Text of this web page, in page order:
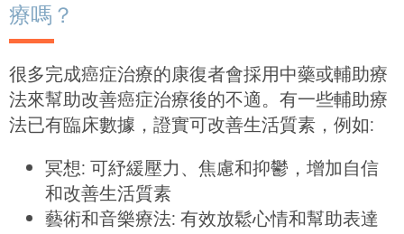
療嗎？
很多完成癌症治療的康復者會採用中藥或輔助療
法來幫助改善癌症治療後的不適。有一些輔助療
法已有臨床數據，證實可改善生活質素，例如:
冥想: 可紓緩壓力、焦慮和抑鬱，增加自信
和改善生活質素
藝術和音樂療法: 有效放鬆心情和幫助表達